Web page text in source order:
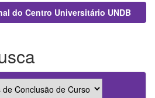
do Centro Universitário UNDB